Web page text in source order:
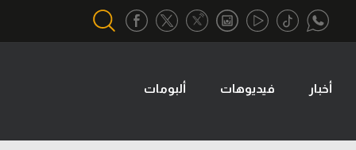
أخبار فيديوهات ألبومات